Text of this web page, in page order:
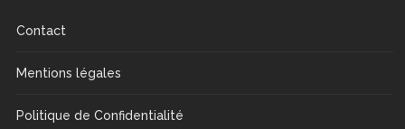
Contact
Mentions légales
Politique de Confidentialité